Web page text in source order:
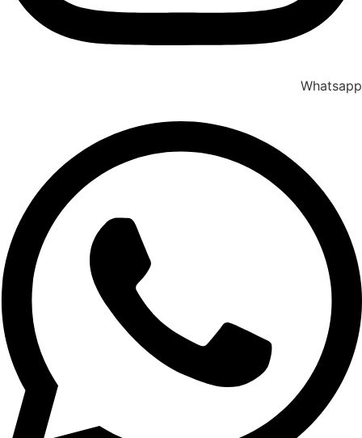
Whatsapp